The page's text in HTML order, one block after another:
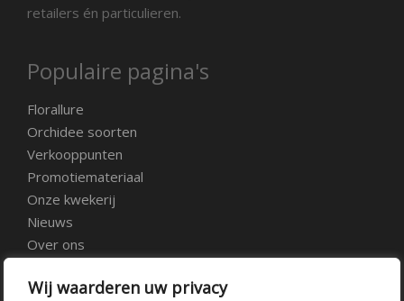
Wij waarderen uw privacy
retailers én particulieren.
Populaire pagina's
Florallure
Orchidee soorten
Verkooppunten
Promotiemateriaal
Onze kwekerij
Nieuws
Over ons
Vacatures